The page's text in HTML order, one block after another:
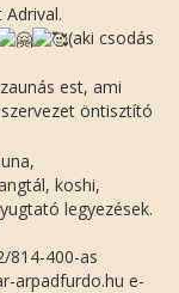
(aki csodás
est, ami
öntisztító
koshi,
legyezések.
814-400-as
arpadfurdo.hu e-